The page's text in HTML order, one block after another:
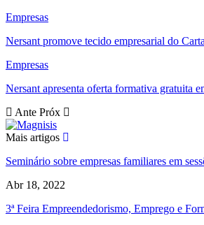
Empresas
Nersant promove tecido empresarial do
Empresas
Nersant apresenta oferta formativa gratuita
Ante Próx
Mais artigos
Seminário sobre empresas familiares em
Abr 18, 2022
3ª Feira Empreendedorismo, Emprego e